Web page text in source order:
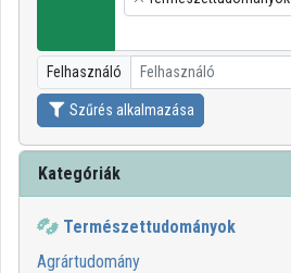
Intézmények
Közreműködők
×
Felhasználó Felhasználó
Szűrés alkalmazása
Kategóriák
Természettudományok
Agrártudomány